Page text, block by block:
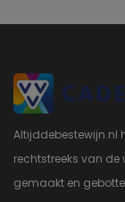
Altijddebestewijn.nl
rechtstreeks van de
gemaakt en